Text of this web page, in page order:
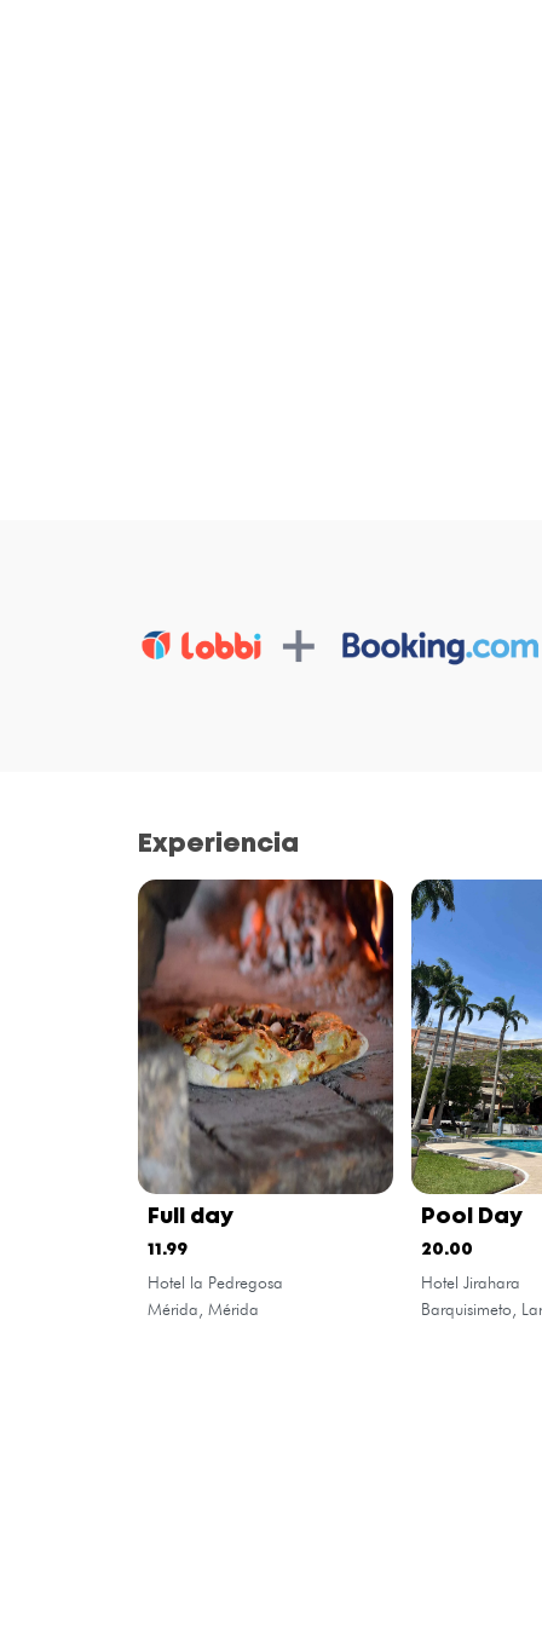
Experiencia
Full day
11.99
Hotel la Pedregosa
Mérida, Mérida
Pool Day
20.00
Hotel Jirahara
Barquisimeto,